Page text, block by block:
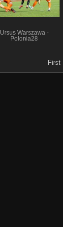
Ursus Warszawa -
Polonia28
First